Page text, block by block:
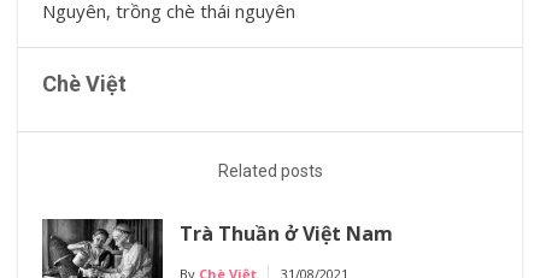
Nguyên, trồng chè thái nguyên
Chè Việt
Related posts
Trà Thuần ở Việt Nam
By Chè Việt 31/08/2021